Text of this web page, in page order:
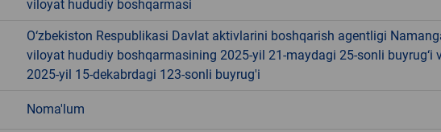
viloyat hududiy boshqarmasi
O‘zbekiston Respublikasi Davlat aktivlarini boshqarish agentligi
viloyat hududiy boshqarmasining 2025-yil 21-maydagi 25-sonli buyrug‘i
2025-yil 15-dekabrdagi 123-sonli buyrug'i
Noma'lum